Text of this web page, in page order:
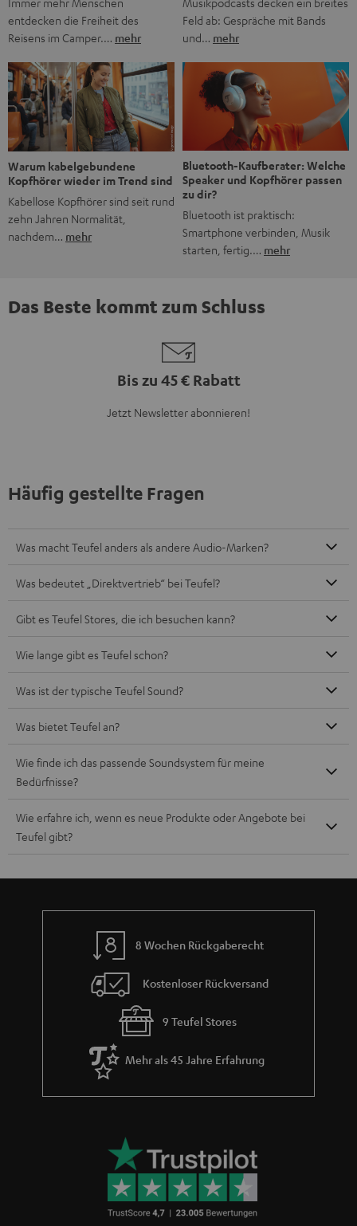
entdecken die Freiheit des
Reisens im Camper.… mehr
Feld ab: Gespräche mit Bands
und… mehr
Warum kabelgebundene
Kopfhörer wieder im Trend sind
Kabellose Kopfhörer sind seit rund
zehn Jahren Normalität,
nachdem… mehr
Bluetooth-Kaufberater: Welche
Speaker und Kopfhörer passen
zu dir?
Bluetooth ist praktisch:
Smartphone verbinden, Musik
starten, fertig.… mehr
Das Beste kommt zum Schluss
Bis zu 45 € Rabatt
Jetzt Newsletter abonnieren!
Häufig gestellte Fragen
Was macht Teufel anders als andere Audio-Marken?
Was bedeutet „Direktvertrieb“ bei Teufel?
Gibt es Teufel Stores, die ich besuchen kann?
Wie lange gibt es Teufel schon?
Was ist der typische Teufel Sound?
Was bietet Teufel an?
Wie finde ich das passende Soundsystem für meine
Bedürfnisse?
Wie erfahre ich, wenn es neue Produkte oder Angebote bei
Teufel gibt?
8 Wochen Rückgaberecht
Kostenloser Rückversand
9 Teufel Stores
Mehr als 45 Jahre Erfahrung